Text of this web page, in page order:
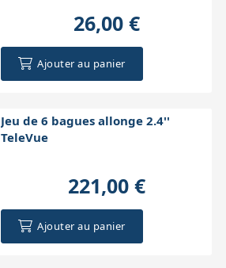
26,00 €
Ajouter au panier
Jeu de 6 bagues allonge 2.4''
TeleVue
221,00 €
Ajouter au panier